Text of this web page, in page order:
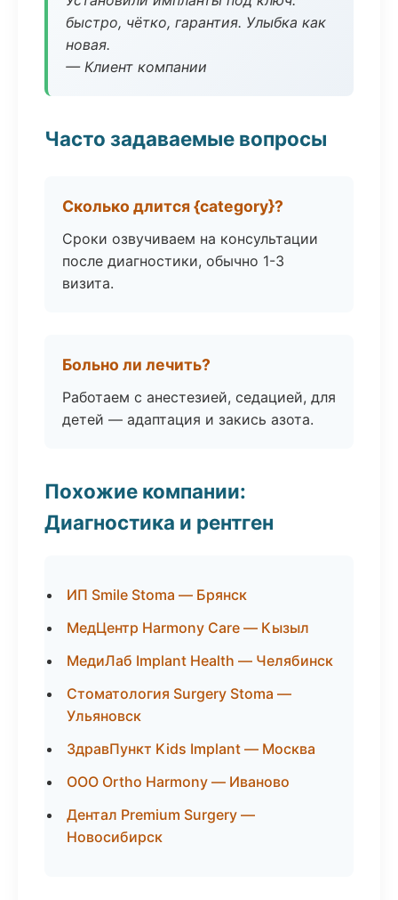
быстро, чётко, гарантия. Улыбка как
новая.
— Клиент компании
Часто задаваемые вопросы
Сколько длится {category}?
Сроки озвучиваем на консультации
после диагностики, обычно 1-3
визита.
Больно ли лечить?
Работаем с анестезией, седацией, для
детей — адаптация и закись азота.
Похожие компании:
Диагностика и рентген
ИП Smile Stoma — Брянск
МедЦентр Harmony Care — Кызыл
МедиЛаб Implant Health — Челябинск
Стоматология Surgery Stoma —
Ульяновск
ЗдравПункт Kids Implant — Москва
ООО Ortho Harmony — Иваново
Дентал Premium Surgery —
Новосибирск